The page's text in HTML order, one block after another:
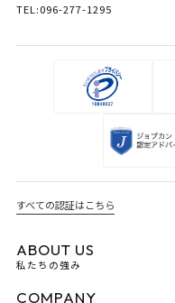
TEL:096-277-1295
すべての認証はこちら
ABOUT US
私たちの強み
COMPANY